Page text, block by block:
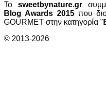
Το sweetbynature.gr
Blog Awards 2015 που
GOURMET στην κατηγορία "
© 2013-2026